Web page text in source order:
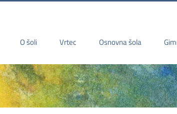
O šoli Vrtec Osnovna šola